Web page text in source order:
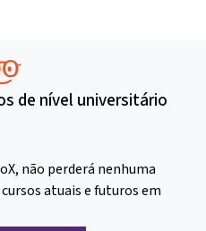
de nível universitário
não perderá nenhuma
atuais e futuros em